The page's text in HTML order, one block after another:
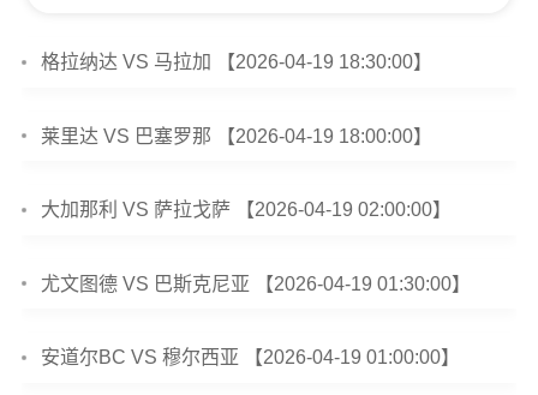
格拉纳达 VS 马拉加 【2026-04-19 18:30:00】
莱里达 VS 巴塞罗那 【2026-04-19 18:00:00】
大加那利 VS 萨拉戈萨 【2026-04-19 02:00:00】
尤文图德 VS 巴斯克尼亚 【2026-04-19 01:30:00】
安道尔BC VS 穆尔西亚 【2026-04-19 01:00:00】